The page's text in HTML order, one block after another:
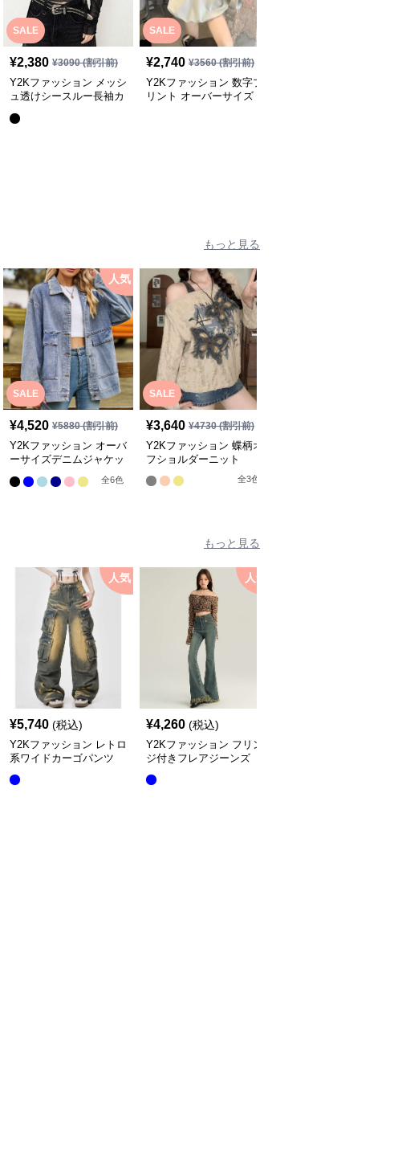
SALE
¥2,380 ¥3090(割引前)
Y2Kファッション メッシ
ュ透けシースルー長袖カ
SALE
¥2,740 ¥3560(割引前)
Y2Kファッション 数字プ
リント オーバーサイズ
もっと見る
SALE
人気
¥4,520 ¥5880(割引前)
Y2Kファッション オーバ
ーサイズデニムジャケッ
全6色
SALE
¥3,640 ¥4730(割引前)
Y2Kファッション 蝶柄オ
フショルダーニット
全3色
もっと見る
人気
¥5,740 (税込)
Y2Kファッション レトロ
系ワイドカーゴパンツ
人気
¥4,260 (税込)
Y2Kファッション フリン
ジ付きフレアジーンズ